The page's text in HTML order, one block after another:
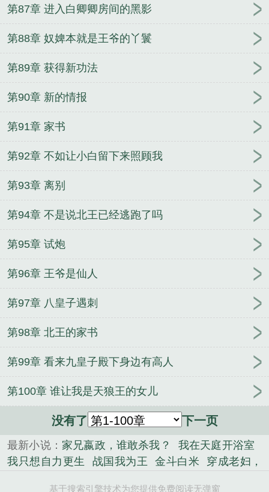
第87章 进入白卿卿房间的黑影
第88章 奴婢本就是王爷的丫鬟
第89章 获得新功法
第90章 新的情报
第91章 家书
第92章 不如让小白留下来照顾我
第93章 离别
第94章 不是说北王已经逃跑了吗
第95章 试炮
第96章 王爷是仙人
第97章 八皇子遇刺
第98章 北王的家书
第99章 看来九皇子殿下身边有高人
第100章 谁让我是天狼王的女儿
没有了 下一页
最新小说： 家兄嬴政，谁敢杀我？
我在天庭开浴室
我只想自力更生
战国我为王 金斗白米
穿成老妇，
基于搜索引擎技术为您提供免费阅读无弹窗